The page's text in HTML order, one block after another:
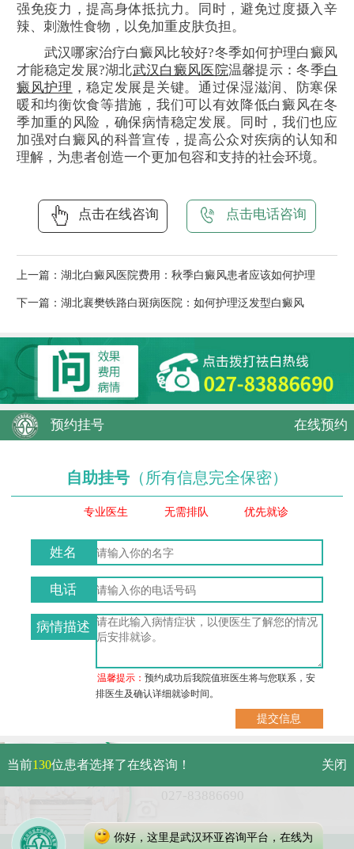
强免疫力，提高身体抵抗力。同时，避免过度摄入辛
辣、刺激性食物，以免加重皮肤负担。
武汉哪家治疗白癜风比较好?冬季如何护理白癜风
才能稳定发展?湖北武汉白癜风医院温馨提示：冬季白
癜风护理 ，稳定发展是关键。通过保湿滋润、防寒保
暖和均衡饮食等措施，我们可以有效降低白癜风在冬
季加重的风险，确保病情稳定发展。同时，我们也应
加强对白癜风的科普宣传，提高公众对疾病的认知和
理解，为患者创造一个更加包容和支持的社会环境。
点击在线咨询 点击电话咨询
上一篇： 湖北白癜风医院费用：秋季白癜风患者应该如何护理
下一篇： 湖北襄樊铁路白斑病医院：如何护理泛发型白癜风
预约挂号 在线预约
自助挂号 （所有信息完全保密）
专业医生 无需排队 优先就诊
姓名
电话
病情描述
温馨提示：预约成功后我院值班医生将与您联系，安
排医生及确认详细就诊时间。
武汉市硚口区解放大道479号
免费电话：
当前130位患者选择了在线咨询！ 关闭
你好，这里是武汉环亚咨询平台，在线为